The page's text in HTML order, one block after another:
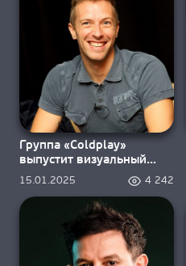
Группа «Coldplay»
выпустит визуальный
альбом
15.01.2025 4 242